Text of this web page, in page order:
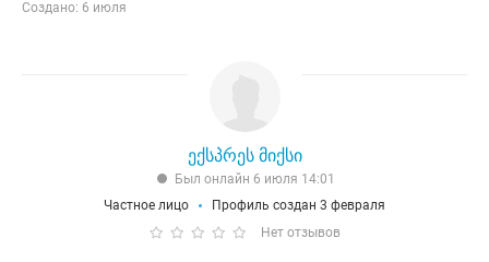
Создано: 6 июля
ექსპრეს მიქსი
Был онлайн 6 июля 14:01
Частное лицо
Профиль создан 3 февраля
Нет отзывов